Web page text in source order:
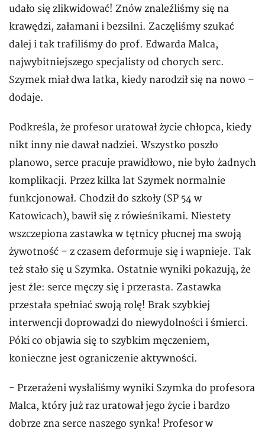
udało się zlikwidować! Znów znaleźliśmy się na
krawędzi, załamani i bezsilni. Zaczęliśmy szukać
dalej i tak trafiliśmy do prof. Edwarda Malca,
najwybitniejszego specjalisty od chorych serc.
Szymek miał dwa latka, kiedy narodził się na nowo –
dodaje.
Podkreśla, że profesor uratował życie chłopca, kiedy
nikt inny nie dawał nadziei. Wszystko poszło
planowo, serce pracuje prawidłowo, nie było żadnych
komplikacji. Przez kilka lat Szymek normalnie
funkcjonował. Chodził do szkoły (SP 54 w
Katowicach), bawił się z rówieśnikami. Niestety
wszczepiona zastawka w tętnicy płucnej ma swoją
żywotność – z czasem deformuje się i wapnieje. Tak
też stało się u Szymka. Ostatnie wyniki pokazują, że
jest źle: serce męczy się i przerasta. Zastawka
przestała spełniać swoją rolę! Brak szybkiej
interwencji doprowadzi do niewydolności i śmierci.
Póki co objawia się to szybkim męczeniem,
konieczne jest ograniczenie aktywności.
- Przerażeni wysłaliśmy wyniki Szymka do profesora
Malca, który już raz uratował jego życie i bardzo
dobrze zna serce naszego synka! Profesor w